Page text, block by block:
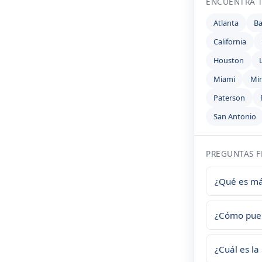
Atlanta
California
Houston
Miami
Paterson
San Antonio
PREGUNTAS
¿Qué es
Depende
la ciudad,
precios
disparan
¿Cómo
Muchas
simple:
¿Cuál es